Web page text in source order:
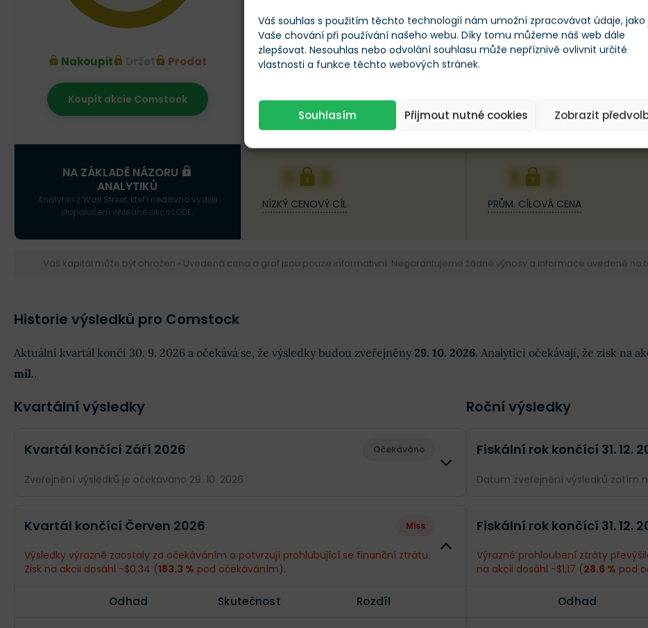
Váš souhlas s použitím těchto technologií nám umožní zpracovávat údaje, jako
Vaše chování při používání našeho webu. Díky tomu můžeme náš web dále
zlepšovat. Nesouhlas nebo odvolání souhlasu může nepříznivě ovlivnit určité
vlastnosti a funkce těchto webových stránek.
Souhlasím Přijmout nutné cookies Zobrazit
Nakoupit Prodat
Koupit akcie Comstock
Srpen 2025
NA ZÁKLADĚ NÁZORU
ANALYTIKŮ
Analytici z Wall Street, kteří nedávno vydali
doporučení ohledně akcií LODE.
XXX
NÍZKÝ CENOVÝ CÍL
XXX
PRŮM. CÍLOVÁ CENA
Váš kapitál může být ohrožen • Uvedená cena a graf jsou pouze informativní. Negarantujeme žádné výnosy a informace uvedené
Historie výsledků pro Comstock
Aktuální kvartál končí 30. 9. 2026 a očekává se, že výsledky budou zveřejněny 29. 10. 2026. Analytici očekávají, že zisk na
mil..
Kvartální výsledky
Kvartál končící Září 2026 Očekáváno
Zveřejnění výsledků je očekáváno 29. 10. 2026.
Příjmy $4,55 mil. --
$0,06 -- --
Kvartál končící Červen 2026 Miss
Výsledky výrazně zaostaly za očekáváním a potvrzují prohlubující se finanční ztrátu.
Zisk na akcii dosáhl -$0,34 (183.3 % pod očekáváním).
Odhad Skutečnost Rozdíl
Roční výsledky
Fiskální rok končící 31. 12.
Datum zveřejnění výsledků zatím
Příjmy -$19,82 mil.
-$0,54
Fiskální rok končící 31. 12.
Výrazné prohloubení ztráty
na akcii dosáhl -$1,17 (28.6 % pod
Odhad